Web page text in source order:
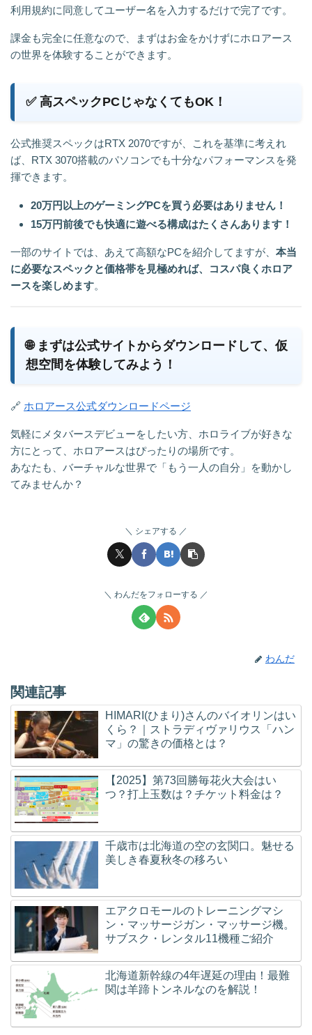
利用規約に同意してユーザー名を入力するだけで完了です。
課金も完全に任意なので、まずはお金をかけずにホロアース
の世界を体験することができます。
✅ 高スペックPCじゃなくてもOK！
公式推奨スペックはRTX 2070ですが、これを基準に考えれ
ば、RTX 3070搭載のパソコンでも十分なパフォーマンスを発
揮できます。
20万円以上のゲーミングPCを買う必要はありません！
15万円前後でも快適に遊べる構成はたくさんあります！
一部のサイトでは、あえて高額なPCを紹介してますが、 本当
に必要なスペックと価格帯を見極めれば、コスパ良くホロア
ースを楽しめます。
🌐 まずは公式サイトからダウンロードして、仮
想空間を体験してみよう！
🔗 ホロアース公式ダウンロードページ
気軽にメタバースデビューをしたい方、ホロライブが好きな
方にとって、ホロアースはぴったりの場所です。
あなたも、バーチャルな世界で「もう一人の自分」を動かし
てみませんか？
シェアする
わんだをフォローする
わんだ
関連記事
HIMARI(ひまり)さんのバイオリンはい
くら？｜ストラディヴァリウス「ハン
マ」の驚きの価格とは？
【2025】第73回勝毎花火大会はい
つ？打上玉数は？チケット料金は？
千歳市は北海道の空の玄関口。魅せる
美しき春夏秋冬の移ろい
エアクロモールのトレーニングマシ
ン・マッサージガン・マッサージ機。
サブスク・レンタル11機種ご紹介
北海道新幹線の4年遅延の理由！最難
関は羊蹄トンネルなのを解説！